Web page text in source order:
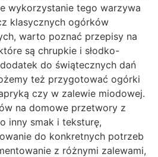
wykorzystanie tego warzywa
klasycznych ogórków
warto poznać przepisy na
są chrupkie i słodko-
do świątecznych dań
też przygotować ogórki
czy w zalewie miodowej.
na domowe przetwory z
inny smak i teksturę,
do konkretnych potrzeb
z różnymi zalewami,